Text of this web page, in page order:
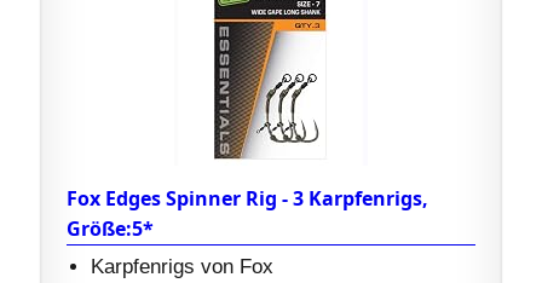
Fox Edges Spinner Rig - 3 Karpfenrigs,
Größe:5*
Karpfenrigs von Fox